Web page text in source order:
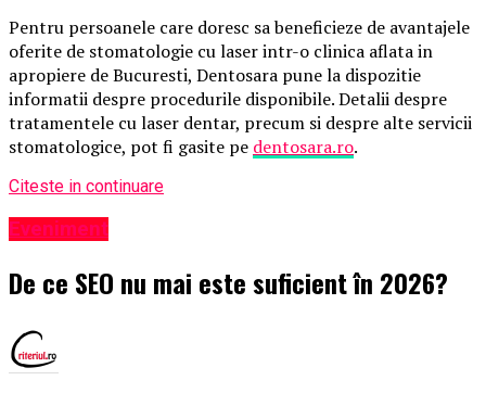
Pentru persoanele care doresc sa beneficieze de avantajele
oferite de stomatologie cu laser intr-o clinica aflata in
apropiere de Bucuresti, Dentosara pune la dispozitie
informatii despre procedurile disponibile. Detalii despre
tratamentele cu laser dentar, precum si despre alte servicii
stomatologice, pot fi gasite pe dentosara.ro.
Citeste in continuare
Eveniment
De ce SEO nu mai este suficient în 2026?